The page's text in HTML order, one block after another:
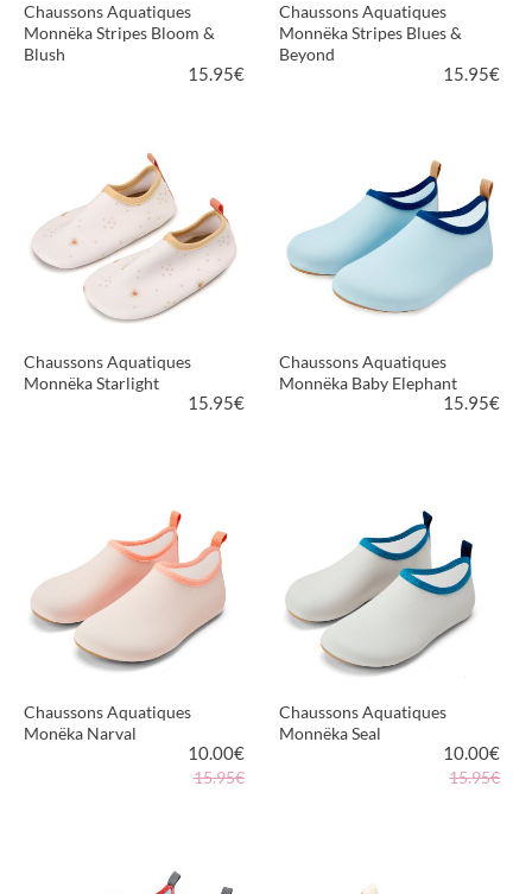
Chaussons Aquatiques
Monnëka Stripes Bloom &
Blush
15.95€
VOIR LE PRODUIT
Chaussons Aquatiques
Monnëka Stripes Blues &
Beyond
15.95€
Chaussons Aquatiques
Monnëka Starlight
15.95€
Chaussons Aquatiques
Monnëka Baby Elephant
15.95€
Chaussons Aquatiques
Monëka Narval
10.00€
15.95€
Chaussons Aquatiques
Monnëka Seal
10.00€
15.95€